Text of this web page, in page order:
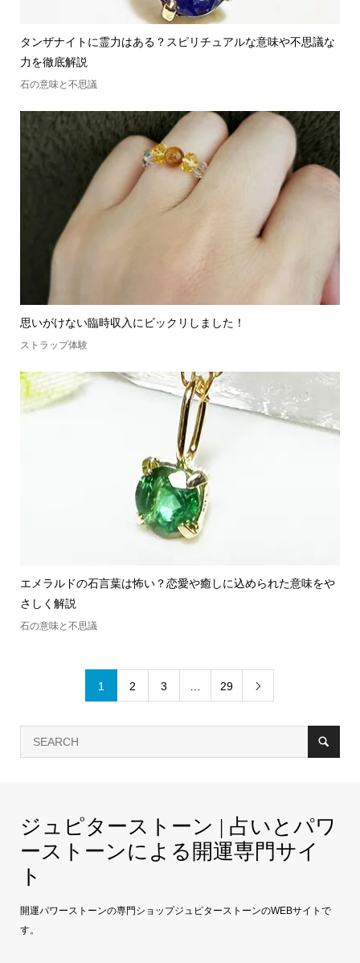
タンザナイトに霊力はある？スピリチュアルな意味や不思議な
力を徹底解説
石の意味と不思議
思いがけない臨時収入にビックリしました！
ストラップ体験
エメラルドの石言葉は怖い？恋愛や癒しに込められた意味をや
さしく解説
石の意味と不思議
1 2 3 29 
ジュピターストーン | 占いとパワ
ーストーンによる開運専門サイ
ト
開運パワーストーンの専門ショップジュピターストーンのWEBサイトで
す。